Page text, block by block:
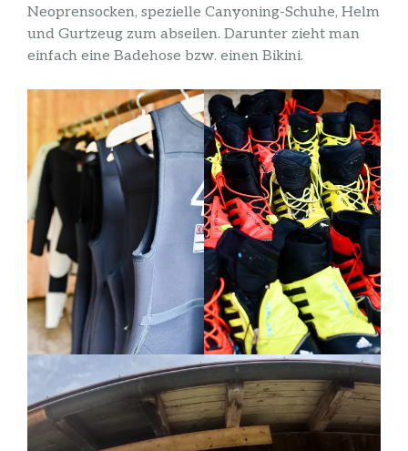
Neoprensocken, spezielle Canyoning-Schuhe, Helm
und Gurtzeug zum abseilen. Darunter zieht man
einfach eine Badehose bzw. einen Bikini.